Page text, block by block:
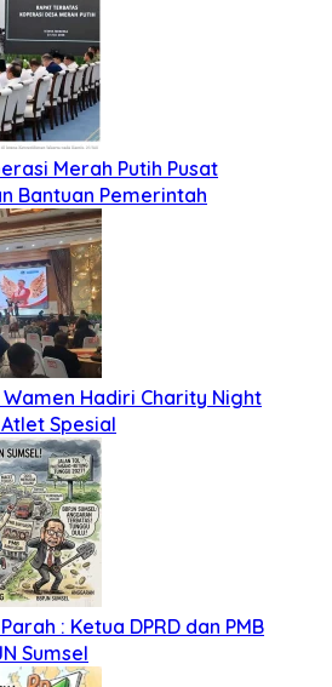
Merah Putih Pusat
Bantuan Pemerintah
Hadiri Charity Night
Spesial
: Ketua DPRD dan PMB
Sumsel